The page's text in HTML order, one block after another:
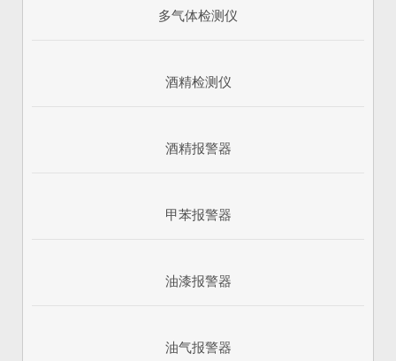
多气体检测仪
酒精检测仪
酒精报警器
甲苯报警器
油漆报警器
油气报警器